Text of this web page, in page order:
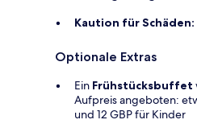
Kaution für Schäden:
Optionale Extras
Ein Frühstücksbuffet
Aufpreis angeboten:
und 12 GBP für Kinder